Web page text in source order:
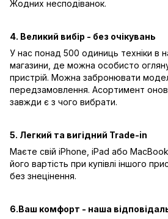
Жодних несподіванок.
4. Великий вибір - без очікувань
У нас понад 500 одиниць техніки в
магазини, де можна особисто
пристрій. Можна забронювати
передзамовлення. Асортимент
завжди є з чого вибрати.
5. Легкий та вигідний Trade-in
Маєте свій iPhone, iPad або
його вартість при купівлі іншого
без знецінення.
6.Ваш комфорт - наша